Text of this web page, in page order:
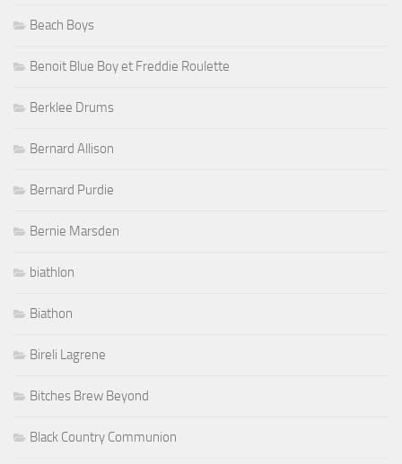
Beach Boys
Benoit Blue Boy et Freddie Roulette
Berklee Drums
Bernard Allison
Bernard Purdie
Bernie Marsden
biathlon
Biathon
Bireli Lagrene
Bitches Brew Beyond
Black Country Communion